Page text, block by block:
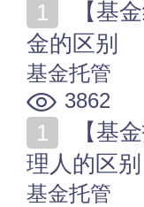
金的区别
基金托管
3862
理人的区别
基金托管